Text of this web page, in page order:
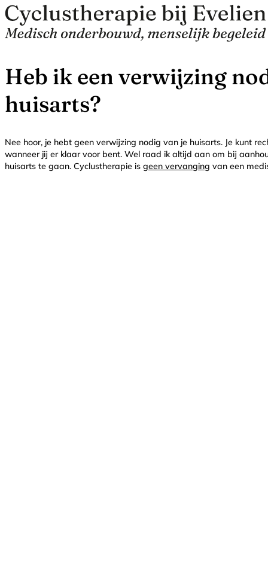
Heb ik een verwijzing
huisarts?
Nee hoor, je hebt geen verwijzing nodig van je huisarts. Je kunt
wanneer jij er klaar voor bent. Wel raad ik altijd aan om bij
huisarts te gaan. Cyclustherapie is geen vervanging van een